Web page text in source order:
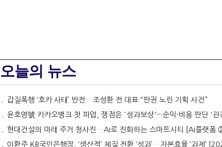
오늘의 뉴스
갑질폭행 ‘호카 사태’ 반전…조성환 전 대표 “판권 노린 기획 사건”
윤호영號 카카오뱅크 첫 파업, 쟁점은 '성과보상'···순익·비용 판단 '관건' [막 오른 금융권 하
현대건설의 미래 주거 청사진…AI로 진화하는 스마트시티 [AI플랫폼
이환주 KB국민은행장, ‘생산적’ 체질 전환 ‘성과’…자본효율 ‘과제’ [2027 은행장 레이